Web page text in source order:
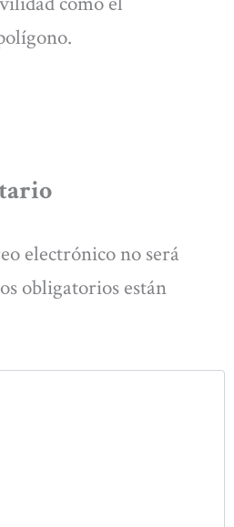
electrónico no será
obligatorios están